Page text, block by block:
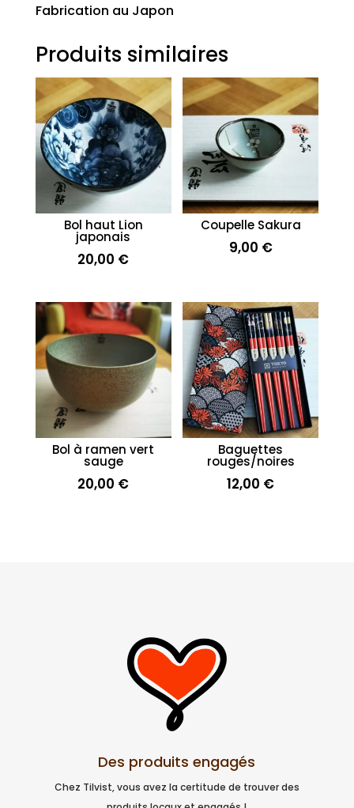
Fabrication au Japon
Produits similaires
Bol haut Lion
japonais
20,00 €
Coupelle Sakura
9,00 €
Bol à ramen vert
sauge
20,00 €
Baguettes
rouges/noires
12,00 €
Des produits engagés
Chez Tilvist, vous avez la certitude de trouver des